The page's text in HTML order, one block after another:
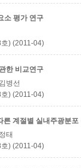
소 평가 연구
) (2011-04)
한 비교연구
병선
) (2011-04)
른 계절별 실내주광분포
태
) (2011-04)